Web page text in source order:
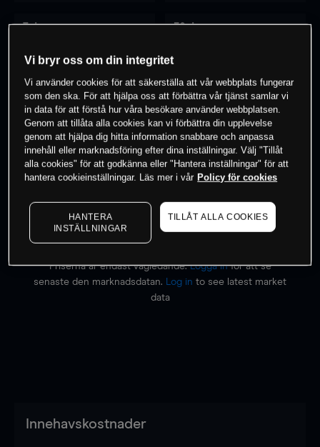
7 dagar 30 dagar
0% av kunderna har en position i detta
instrument
Börja handla
Priserna är endast vägledande.Logga inför att se
senaste den marknadsdatan.
Log in to see latest market
data
Innehavskostnader
Vi bryr oss om din integritet
Vi använder cookies för att säkerställa att vår webbplats fungerar
som den ska. För att hjälpa oss att förbättra vår tjänst samlar vi
in data för att förstå hur våra besökare använder webbplatsen.
Genom att tillåta alla cookies kan vi förbättra din upplevelse
genom att hjälpa dig hitta information snabbare och anpassa
innehåll eller marknadsföring efter dina inställningar. Välj "Tillåt
alla cookies" för att godkänna eller "Hantera inställningar" för att
hantera cookieinställningar. Läs mer i vår Policy för cookies
HANTERA
INSTÄLLNINGAR
TILLÅT ALLA COOKIES